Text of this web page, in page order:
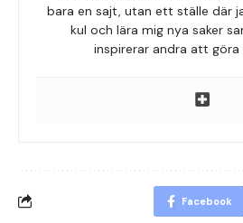
bara en sajt, utan ett ställe där
kul och lära mig nya saker
inspirerar andra att
Facebook